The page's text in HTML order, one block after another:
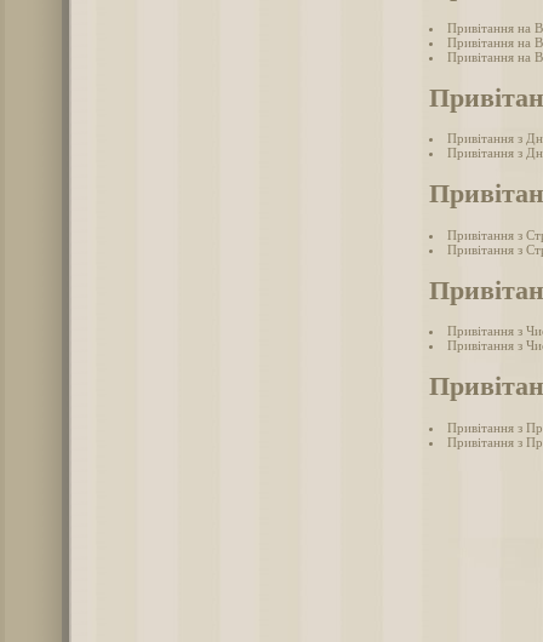
Привітання на
Привітання на
Привітання на
Привітання з
Привітання з
Привітання з
Привітання з
Привітання з
Привітання з
Привітання з
Привітання з